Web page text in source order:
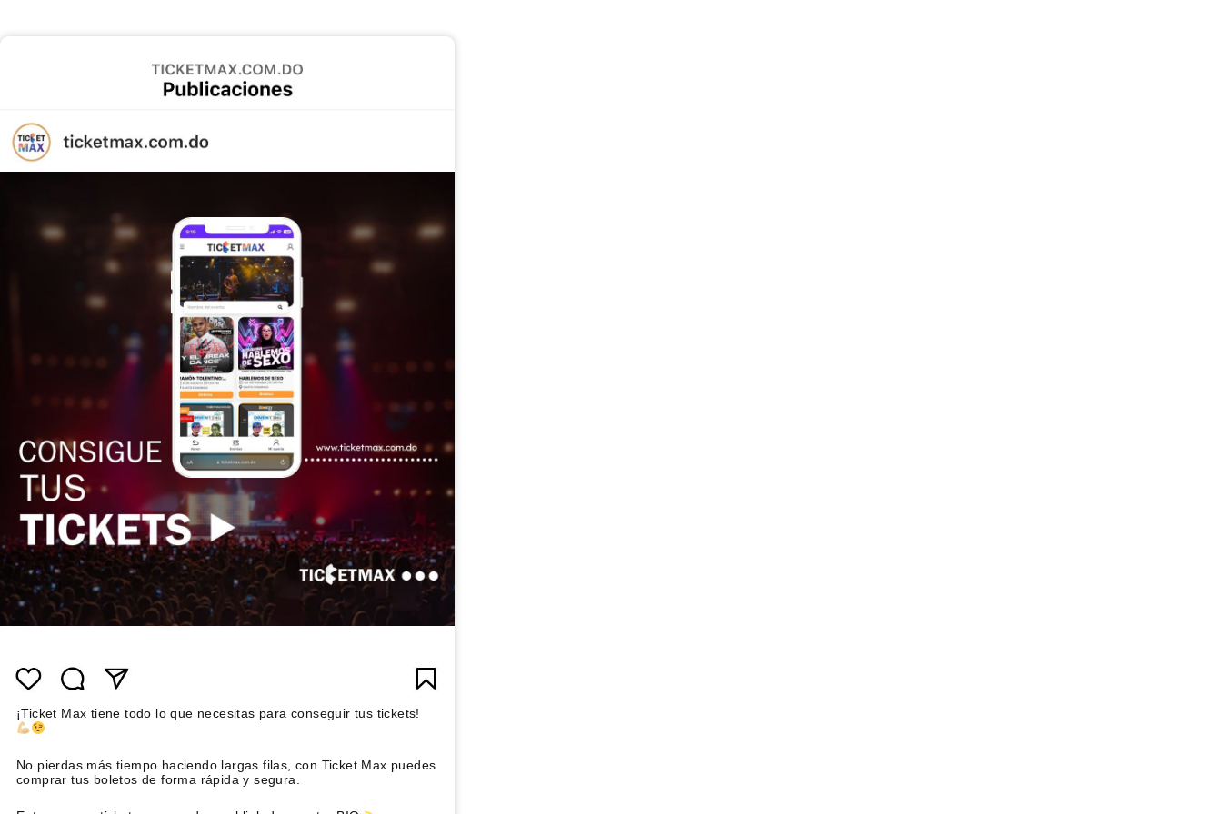
¡Ticket Max tiene todo lo que necesitas para conseguir tus tickets!
No pierdas más tiempo haciendo largas filas, con Ticket Max puedes
comprar tus boletos de forma rápida y segura.